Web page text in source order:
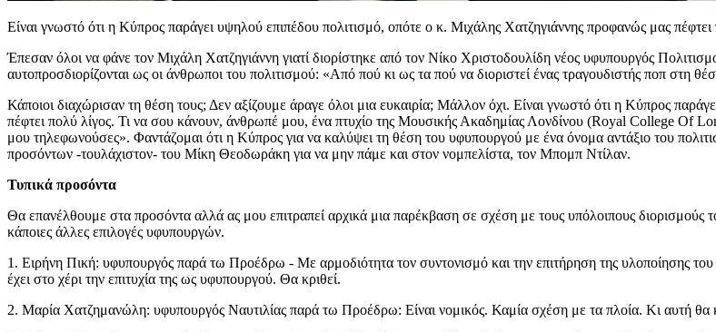
Είναι γνωστό ότι η Κύπρος παράγει υψηλού επιπέδου πολιτισμό, οπότε ο κ. Μιχάλης Χατζηγιάννης προφανώς μας πέφτει
Έπεσαν όλοι να φάνε τον Μιχάλη Χατζηγιάννη γιατί διορίστηκε από τον Νίκο Χριστοδουλίδη νέος υφυπουργός
αυτοπροσδιορίζονται ως οι άνθρωποι του πολιτισμού: «Από πού κι ως τα πού να διοριστεί ένας τραγουδιστής ποπ στη
Κάποιοι διαχώρισαν τη θέση τους; Δεν αξίζουμε άραγε όλοι μια ευκαιρία; Μάλλον όχι. Είναι γνωστό ότι η Κύπρος
πέφτει πολύ λίγος. Τι να σου κάνουν, άνθρωπέ μου, ένα πτυχίο της Μουσικής Ακαδημίας Λονδίνου (Royal College Of
μου τηλεφωνούσες». Φαντάζομαι ότι η Κύπρος για να καλύψει τη θέση του υφυπουργού με ένα όνομα αντάξιο του
προσόντων -τουλάχιστον- του Μίκη Θεοδωράκη για να μην πάμε και στον νομπελίστα, τον Μπομπ Ντίλαν.
Τυπικά προσόντα
Θα επανέλθουμε στα προσόντα αλλά ας μου επιτραπεί αρχικά μια παρέκβαση σε σχέση με τους υπόλοιπους
κάποιες άλλες επιλογές υφυπουργών.
1. Ειρήνη Πική: υφυπουργός παρά τω Προέδρω - Με αρμοδιότητα τον συντονισμό και την επιτήρηση της υλοποίησης
έχει στο χέρι την επιτυχία της ως υφυπουργού. Θα κριθεί.
2. Μαρία Χατζημανώλη: υφυπουργός Ναυτιλίας παρά τω Προέδρω: Είναι νομικός. Καμία σχέση με τα πλοία. Κι αυτή θα